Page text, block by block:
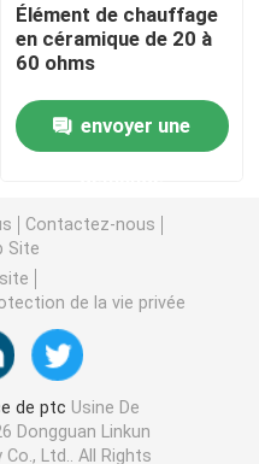
NTC
Élément de chauffage
en céramique de 20 à
60 ohms
envoyer une
Contactez-nous
Site
de la vie privée
de ptc Usine De
Dongguan Linkun
Ltd.. All Rights